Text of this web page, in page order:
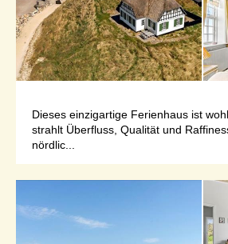
Dieses einzigartige Ferienhaus ist
strahlt Überfluss, Qualität und
nördlic...